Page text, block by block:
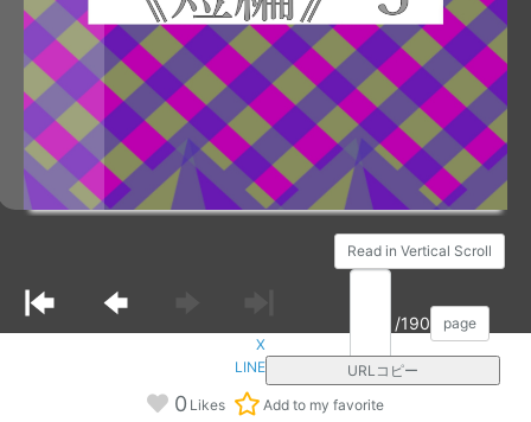
Read in Vertical Scroll
/190
page
X
LINE
URLコピー
0 Likes Add to my favorite